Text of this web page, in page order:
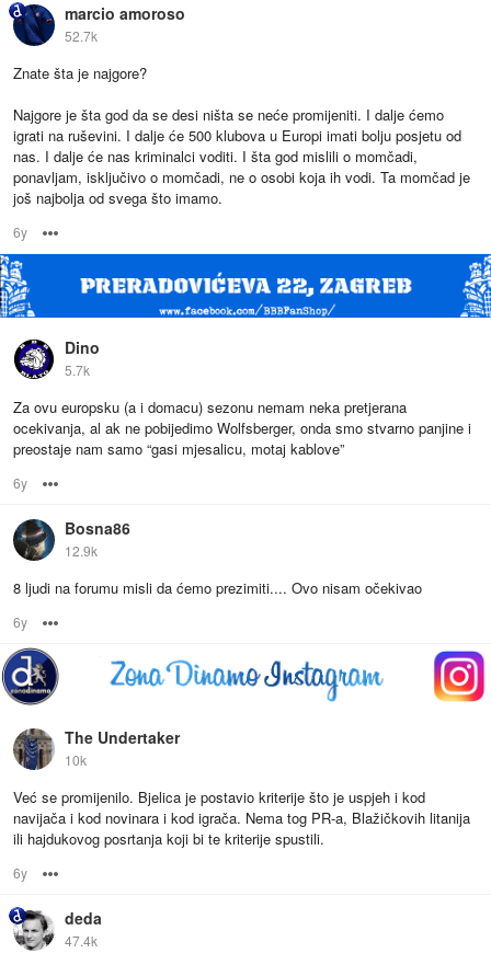
marcio amoroso
52.7k
Znate šta je najgore?
Najgore je šta god da se desi ništa se neće promijeniti. I dalje ćemo
igrati na ruševini. I dalje će 500 klubova u Europi imati bolju posjetu od
nas. I dalje će nas kriminalci voditi. I šta god mislili o momčadi,
ponavljam, isključivo o momčadi, ne o osobi koja ih vodi. Ta momčad je
još najbolja od svega što imamo.
6y
Dino
5.7k
Za ovu europsku (a i domacu) sezonu nemam neka pretjerana
ocekivanja, al ak ne pobijedimo Wolfsberger, onda smo stvarno panjine i
preostaje nam samo “gasi mjesalicu, motaj kablove”
6y
Bosna86
12.9k
8 ljudi na forumu misli da ćemo prezimiti.... Ovo nisam očekivao
6y
The Undertaker
10k
Već se promijenilo. Bjelica je postavio kriterije što je uspjeh i kod
navijača i kod novinara i kod igrača. Nema tog PR-a, Blažičkovih litanija
ili hajdukovog posrtanja koji bi te kriterije spustili.
6y
deda
47.4k